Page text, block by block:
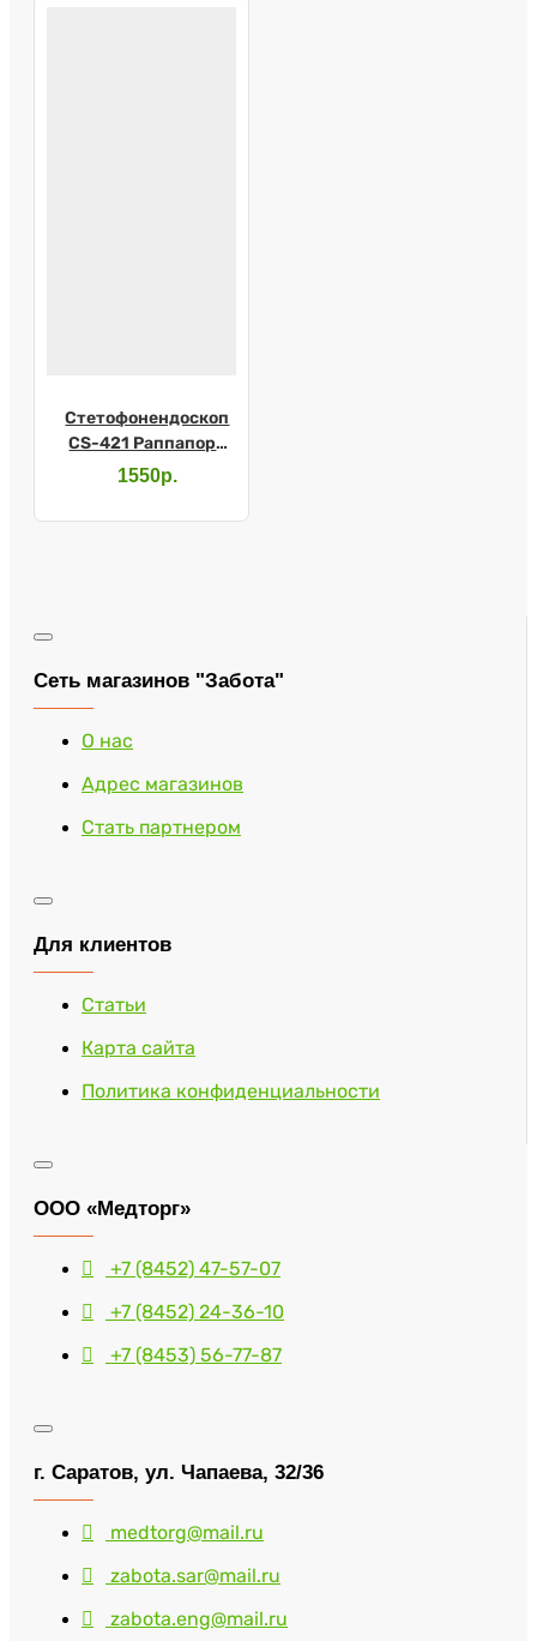
Стетофонендоскоп
CS-421 Раппапорт
черный
1550р.
Сеть магазинов "Забота"
О нас
Адрес магазинов
Стать партнером
Для клиентов
Статьи
Карта сайта
Политика конфиденциальности
ООО «Медторг»
+7 (8452) 47-57-07
+7 (8452) 24-36-10
+7 (8453) 56-77-87
г. Саратов, ул. Чапаева, 32/36
medtorg@mail.ru
zabota.sar@mail.ru
zabota.eng@mail.ru